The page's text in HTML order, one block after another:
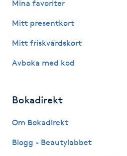
Kosmetisk tatuering
Mina favoriter
Mitt presentkort
Mitt friskvårdskort
Avboka med kod
Bokadirekt
Om Bokadirekt
Blogg - Beautylabbet